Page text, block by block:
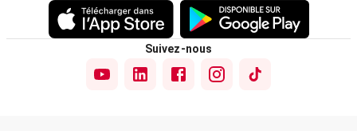
Suivez-nous